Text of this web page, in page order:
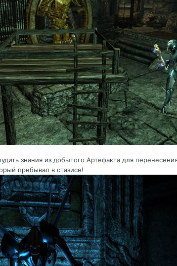
знания из добытого Артефакта для
пребывал в стазисе!